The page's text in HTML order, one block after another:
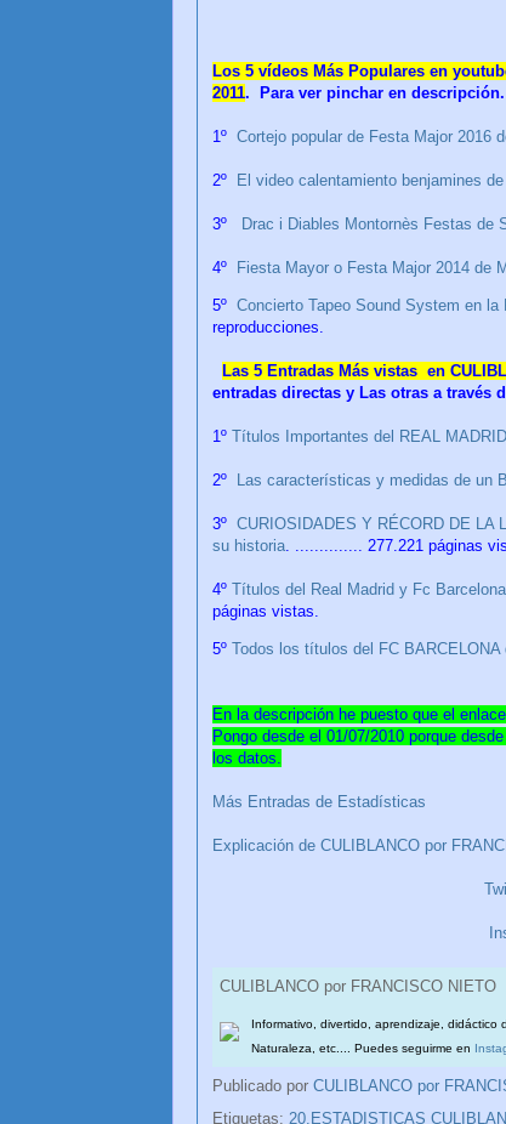
Los 5 vídeos Más Populares en
2011. Para ver pinchar en descripción.
1º Cortejo popular de Festa Major 2016
2º El video calentamiento benjamines
3º Drac i Diables Montornès Festas de
4º Fiesta Mayor o Festa Major 2014 de
5º Concierto Tapeo Sound System en
reproducciones.
Las 5 Entradas Más vistas en
entradas directas y Las otras a través
1º Títulos Importantes del REAL
2º Las características y medidas de un
3º CURIOSIDADES Y RÉCORD DE LA
su historia . .............. 277.221 páginas
4º Títulos del Real Madrid y Fc
páginas vistas.
5º Todos los títulos del FC BARCELONA
En la descripción he puesto que el
Pongo desde el 01/07/2010 porque
los datos.
Más Entradas de Estadísticas
Explicación de CULIBLANCO por
CULIBLANCO por FRANCISCO NIETO
Informativo, divertido, aprendizaje,
Naturaleza, etc.... Puedes seguirme en
Publicado por CULIBLANCO por
Etiquetas: 20.ESTADISTICAS